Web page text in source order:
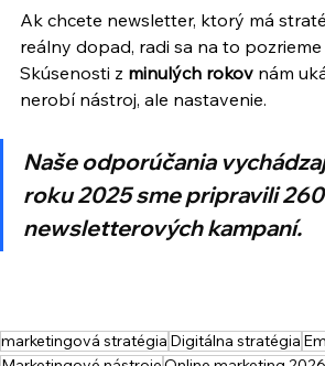
Ak chcete newsletter, ktorý má
reálny dopad, radi sa na to pozrieme
Skúsenosti z minulých rokov nám
nerobí nástroj, ale nastavenie.
Naše odporúčania
roku 2025 sme pripravili 260
newsletterových kampaní.
marketingová stratégia Digitálna stratégia